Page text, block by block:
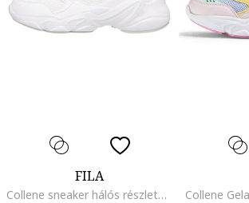
FILA
Collene sneaker hálós részletekkel, Fehér